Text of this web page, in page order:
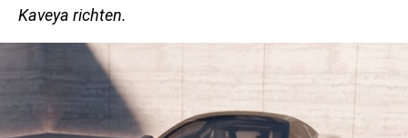
Kaveya richten.